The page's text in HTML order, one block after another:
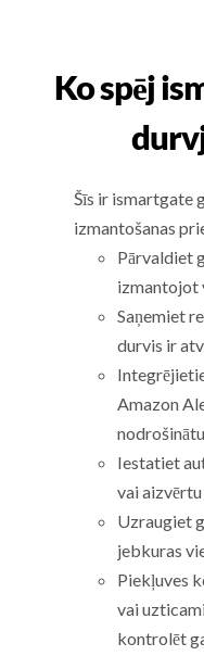
Ko spēj
Šīs ir ismartgate
izmantošanas
Pārvaldiet
izmantojot
Saņemiet
durvis ir
Amazon
Iestatiet
vai
Uzraugiet
jebkuras
Piekļuves
vai
kontrolēt